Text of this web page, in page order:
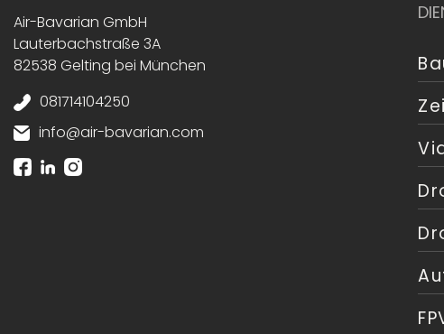
Air-Bavarian GmbH
Lauterbachstraße 3A
82538 Gelting bei München
081714104250
info@air-bavarian.com